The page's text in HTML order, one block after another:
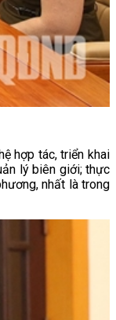
hợp tác, triển khai
lý biên giới; thực
nhất là trong